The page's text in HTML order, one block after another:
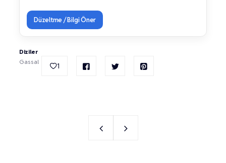
Düzeltme / Bilgi Öner
Diziler
Gassal
1